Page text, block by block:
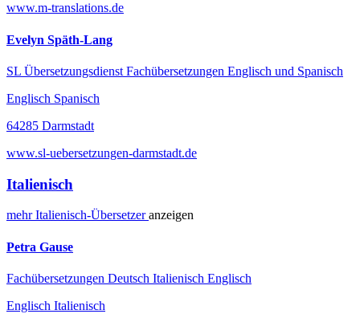
www.m-translations.de
Evelyn Späth-Lang
SL Übersetzungsdienst Fachübersetzungen Englisch und Spanisch
Englisch Spanisch
64285 Darmstadt
www.sl-uebersetzungen-darmstadt.de
Italienisch
mehrItalienisch-Übersetzeranzeigen
Petra Gause
Fachübersetzungen Deutsch Italienisch Englisch
Englisch Italienisch